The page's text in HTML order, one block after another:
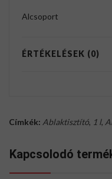
Alcsoport
ÉRTÉKELÉSEK (0)
Címkék: Ablaktisztító, 1 l,
Kapcsolodó